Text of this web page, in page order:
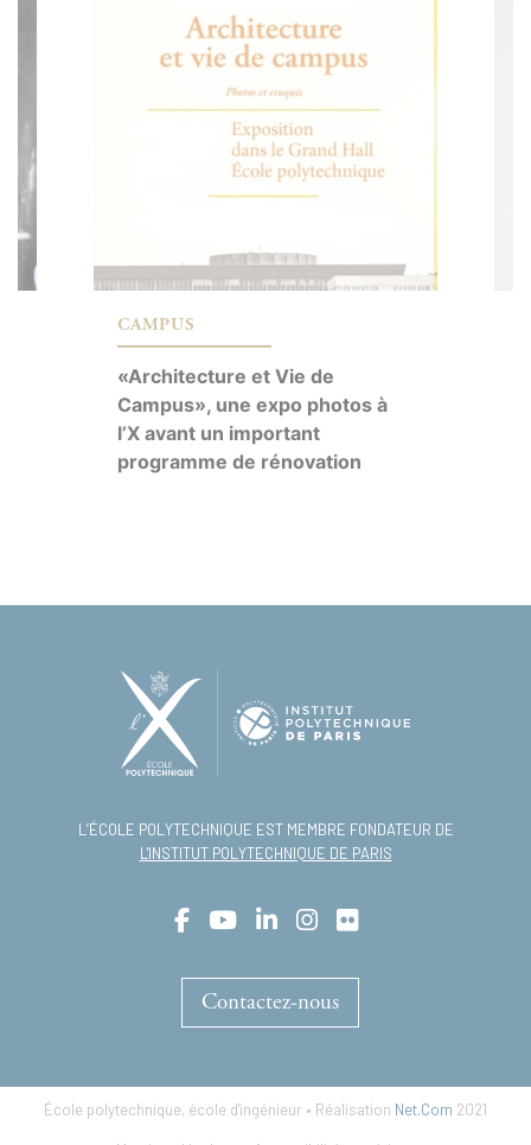
CAMPUS
«Architecture et Vie de
Campus», une expo photos à
l’X avant un important
programme de rénovation
L’ÉCOLE POLYTECHNIQUE EST MEMBRE FONDATEUR DE
L'INSTITUT POLYTECHNIQUE DE PARIS
Contactez-nous
École polytechnique, école d'ingénieur • Réalisation Net.Com 2021